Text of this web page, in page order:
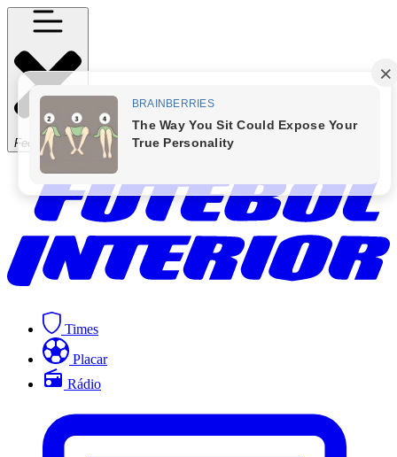
Fechar Menu
Times
Placar
Rádio